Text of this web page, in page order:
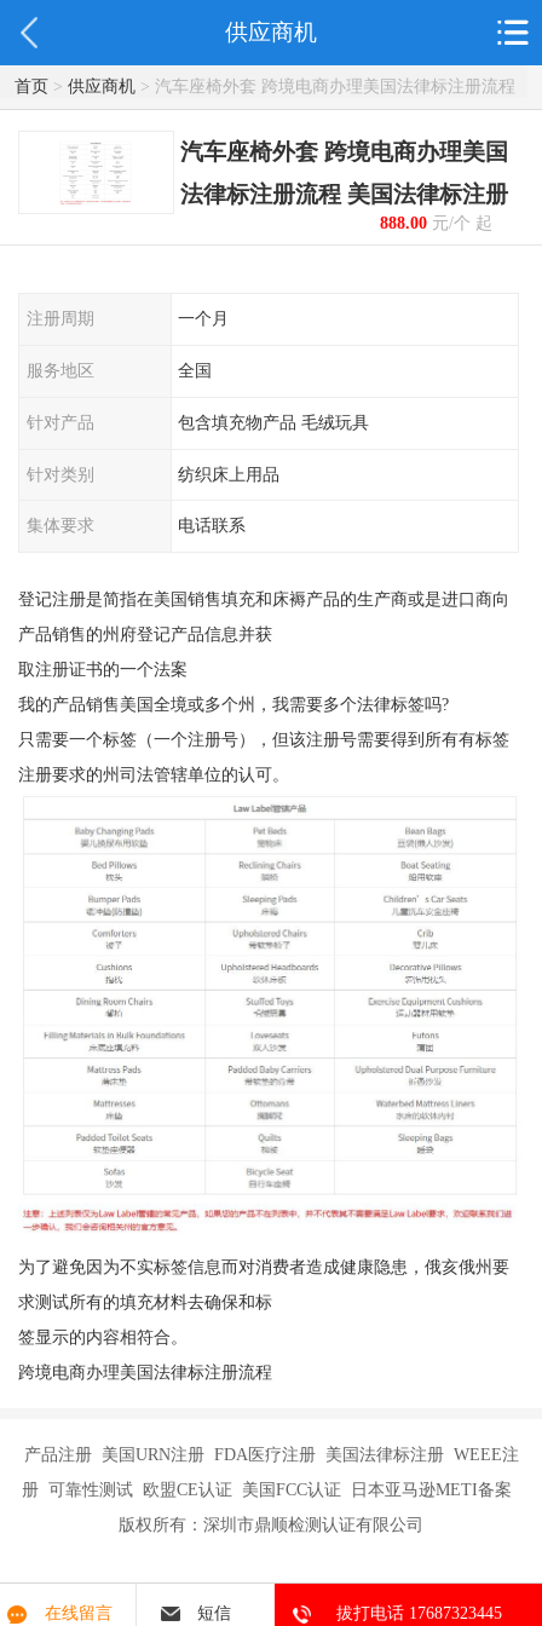
供应商机
首页> 供应商机> 汽车座椅外套 跨境电商办理美国法律标注册流程
美国法律标注册
汽车座椅外套 跨境电商办理美国
法律标注册流程 美国法律标注册
888.00元/个 起
注册周期 一个月
服务地区 全国
针对产品 包含填充物产品 毛绒玩具
针对类别 纺织床上用品
集体要求 电话联系
登记注册是简指在美国销售填充和床褥产品的生产商或是进口商向
产品销售的州府登记产品信息并获
取注册证书的一个法案
我的产品销售美国全境或多个州，我需要多个法律标签吗?
只需要一个标签（一个注册号），但该注册号需要得到所有有标签
注册要求的州司法管辖单位的认可。
为了避免因为不实标签信息而对消费者造成健康隐患，俄亥俄州要
求测试所有的填充材料去确保和标
签显示的内容相符合。
跨境电商办理美国法律标注册流程
产品注册 美国URN注册 FDA医疗注册 美国法律标注册 WEEE注
册 可靠性测试 欧盟CE认证 美国FCC认证 日本亚马逊METI备案
版权所有：深圳市鼎顺检测认证有限公司
在线留言 短信 拔打电话 17687323445